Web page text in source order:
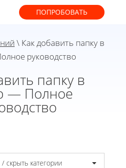
ПОПРОБОВАТЬ
\ Как добавить папку в
руководство
папку в
— Полное
/ скрыть категории